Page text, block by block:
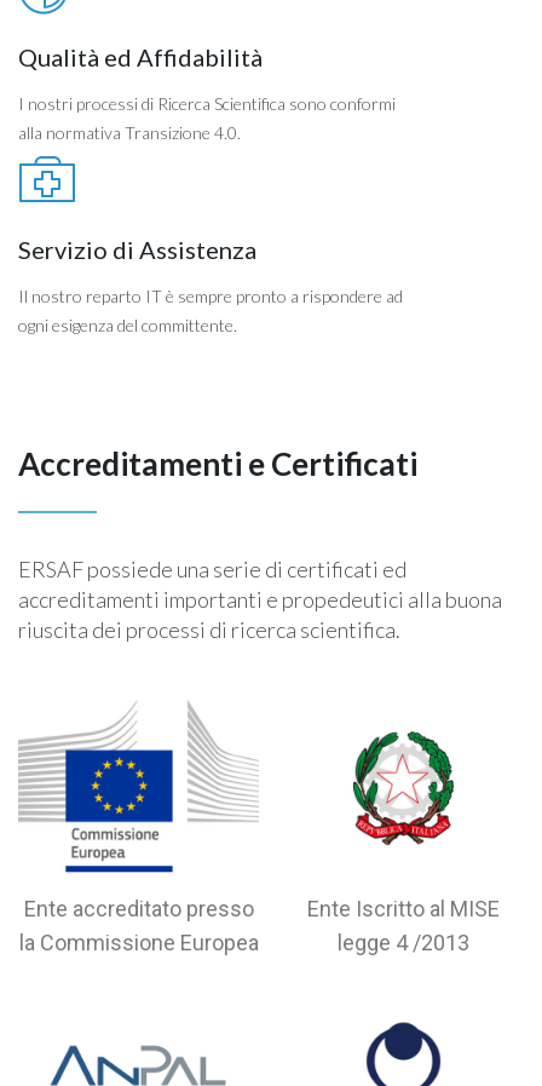
Qualità ed Affidabilità
I nostri processi di Ricerca Scientifica sono conformi
alla normativa Transizione 4.0.
Servizio di Assistenza
Il nostro reparto IT è sempre pronto a rispondere ad
ogni esigenza del committente.
Accreditamenti e Certificati
ERSAF possiede una serie di certificati ed
accreditamenti importanti e propedeutici alla buona
riuscita dei processi di ricerca scientifica.
Ente accreditato presso
la Commissione Europea
Ente Iscritto al MISE
legge 4 /2013